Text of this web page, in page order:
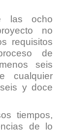
las ocho
no
requisitos
de
seis
cualquier
y doce
tiempos,
de lo